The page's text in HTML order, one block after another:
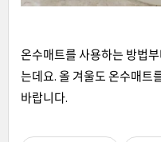
온수매트를 사용하는 방법
는데요. 올 겨울도 온수매트
바랍니다.